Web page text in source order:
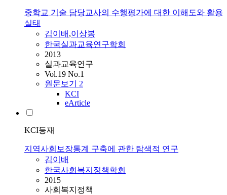
중학교 기술 담당교사의 수행평가에 대한 이해도와 활용
실태
김이배 ,이상봉
한국실과교육연구학회
2013
실과교육연구
Vol.19 No.1
원문보기 2
KCI
eArticle
KCI등재
지역사회보장통계 구축에 관한 탐색적 연구
김이배
한국사회복지정책학회
2015
사회복지정책